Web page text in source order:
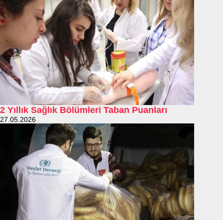
2 Yıllık Sağlık Bölümleri Taban Puanları
27.05.2026